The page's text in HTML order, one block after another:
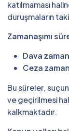
katılmaması
duruşmaların
Zamanaşımı
Dava
Ceza
Bu süreler,
ve geçirilmesi
kalkmaktadır.